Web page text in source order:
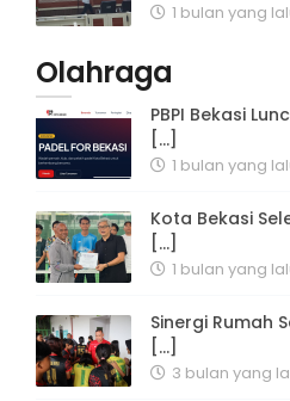
1 bulan yang
Olahraga
PBPI Bekasi
[...]
1 bulan yang
Kota Bekasi
[...]
1 bulan yang
Sinergi Rumah
[...]
3 bulan yang